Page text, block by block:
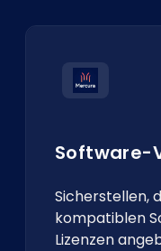
Software-
Sicherstellen,
kompatiblen
Lizenzen